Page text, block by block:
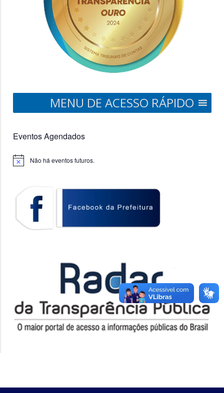
MENU DE ACESSO RÁPIDO
Eventos Agendados
Notice Não há eventos futuros.